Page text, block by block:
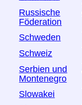
Russische
Föderation
Schweden
Schweiz
Serbien und
Montenegro
Slowakei